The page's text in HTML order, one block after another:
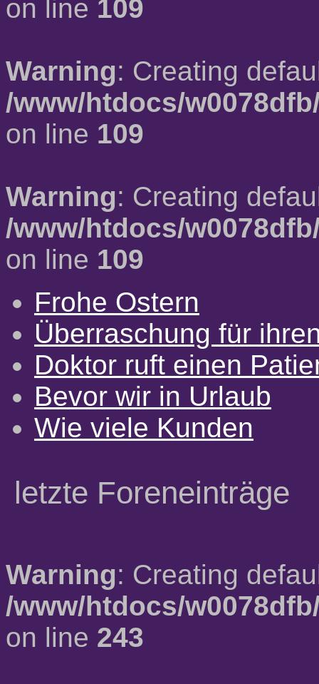
on line 109
Warning: Creating
/www/htdocs/
on line 109
Warning: Creating
/www/htdocs/
on line 109
Frohe Ostern
Überraschung für
Doktor ruft einen
Bevor wir in Urlaub
Wie viele Kunden
letzte Foreneinträge
Warning: Creating
/www/htdocs/
on line 243